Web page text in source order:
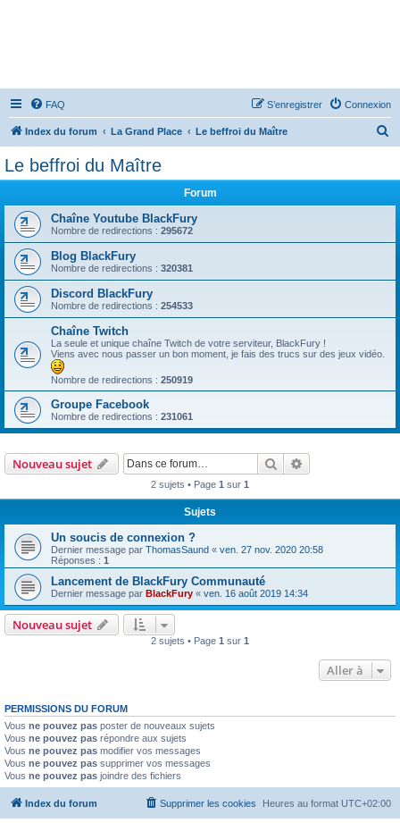
FAQ Connexion
S’enregistrer
Index du forum La Grand Place Le beffroi du Maître
h
Le beffroi du Maître
Forum
Chaîne Youtube BlackFury
Nombre de redirections : 295672
Blog BlackFury
Nombre de redirections : 320381
Discord BlackFury
Nombre de redirections : 254533
Chaîne Twitch
La seule et unique chaîne Twitch de votre serviteur, BlackFury !
Viens avec nous passer un bon moment, je fais des trucs sur des jeux vidéo.
Nombre de redirections : 250919
Groupe Facebook
Nombre de redirections : 231061
Nouveau sujet Rechercher
2 sujets • Page 1 sur 1
Sujets
Un soucis de connexion ?
Dernier message par ThomasSaund « ven. 27 nov. 2020 20:58
Réponses : 1
Lancement de BlackFury Communauté
Dernier message par BlackFury « ven. 16 août 2019 14:34
Nouveau sujet
2 sujets • Page 1 sur 1
Aller à
PERMISSIONS DU FORUM
Vous ne pouvez pas poster de nouveaux sujets
Vous ne pouvez pas répondre aux sujets
Vous ne pouvez pas modifier vos messages
Vous ne pouvez pas supprimer vos messages
Vous ne pouvez pas joindre des fichiers
Index du forum Heures au format UTC+02:00
Supprimer les cookies